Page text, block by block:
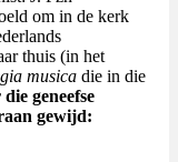
om in de kerk
thuis (in het
musica die in die
geneefse
gewijd: